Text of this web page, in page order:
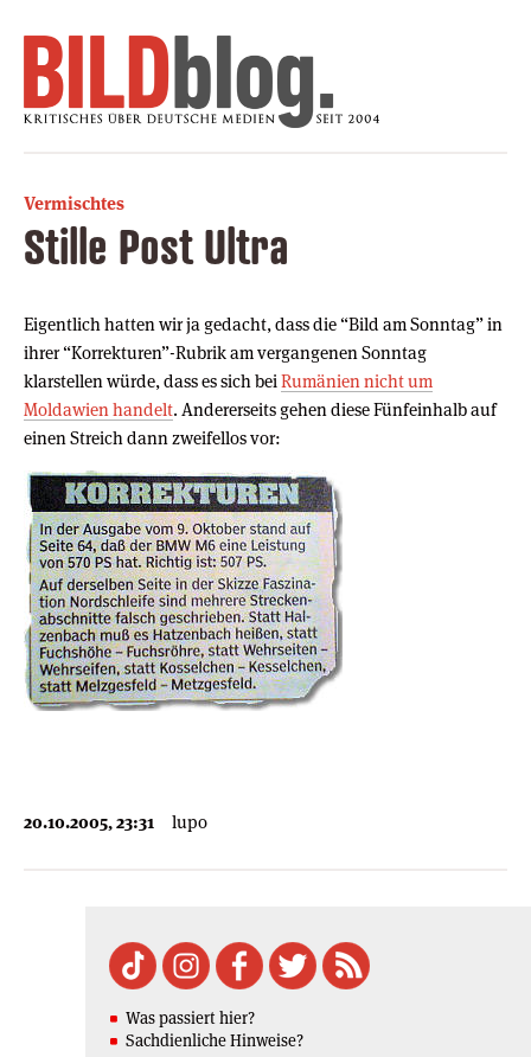
Vermischtes
Stille Post Ultra
Eigentlich hatten wir ja gedacht, dass die “Bild am Sonntag” in
ihrer “Korrekturen”-Rubrik am vergangenen Sonntag
klarstellen würde, dass es sich bei Rumänien nicht um
Moldawien handelt. Andererseits gehen diese Fünfeinhalb auf
einen Streich dann zweifellos vor:
20.10.2005, 23:31 lupo
Was passiert hier?
Sachdienliche Hinweise?